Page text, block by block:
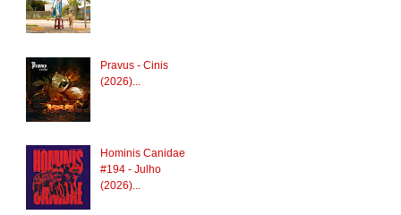
Pravus - Cinis
(2026)...
Hominis Canidae
#194 - Julho
(2026)...